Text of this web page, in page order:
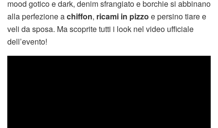
mood gotico e dark, denim sfrangiato e borchie si abbinano
alla perfezione achiffon, ricami in pizzo e persino tiare e
veli da sposa. Ma scoprite tutti i look nel video ufficiale
dell’evento!